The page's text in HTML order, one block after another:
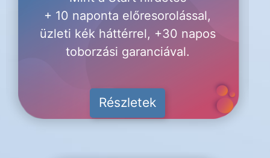
+ 10 naponta előresorolással,
üzleti kék háttérrel, +30 napos
toborzási garanciával.
Részletek